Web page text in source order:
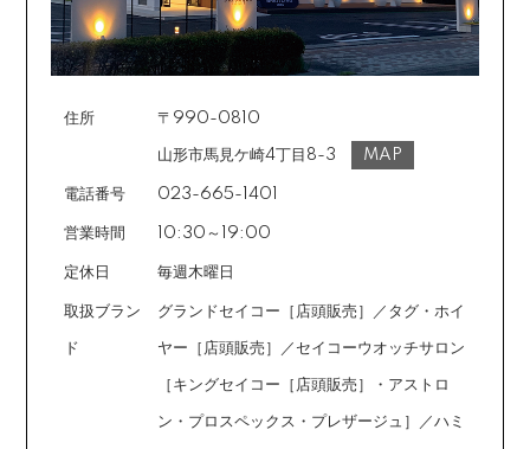
ールまたはショートメールにてお送りいたします。必要
事項をご入力の上、お手続きをお願いいたします。分割
回数は基本的に10～60回の中からお選びいただきま
場合によっては2～6回も可能ですのでご希望のお客様は
ご注文時に備考欄でお知らせください。※ショッピングク
住所 〒990-0810
山形市馬見ケ崎4丁目8-3 MAP
電話番号 023-665-1401
営業時間 10:30～19:00
定休日 毎週木曜日
取扱ブラン
ド
グランドセイコー［店頭販売］／タグ・ホイ
ヤー［店頭販売］／セイコーウオッチサロン
［キングセイコー［店頭販売］・アストロ
ン・プロスペックス・プレザージュ］／ハミ